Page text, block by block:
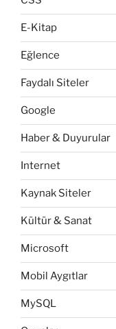
E-Kitap
Eğlence
Faydalı Siteler
Google
Haber & Duyurular
Internet
Kaynak Siteler
Kültür & Sanat
Microsoft
Mobil Aygıtlar
MySQL